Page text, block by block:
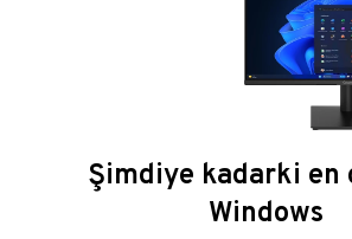
Şimdiye kadarki en
Windows